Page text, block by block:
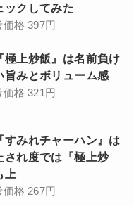
ックしてみた
価格 397円
極上炒飯』は名前負け
旨みとボリューム感
価格 321円
すみれチャーハン』は
され度では「極上炒
上
価格 267円